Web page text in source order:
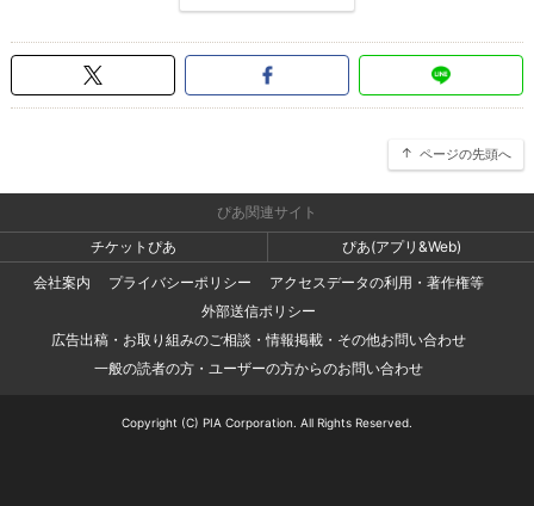
ページの先頭へ
ぴあ関連サイト
チケットぴあ
ぴあ(アプリ&Web)
会社案内
プライバシーポリシー
アクセスデータの利用・著作権等
外部送信ポリシー
広告出稿・お取り組みのご相談・情報掲載・その他お問い合わせ
一般の読者の方・ユーザーの方からのお問い合わせ
Copyright (C) PIA Corporation. All Rights Reserved.